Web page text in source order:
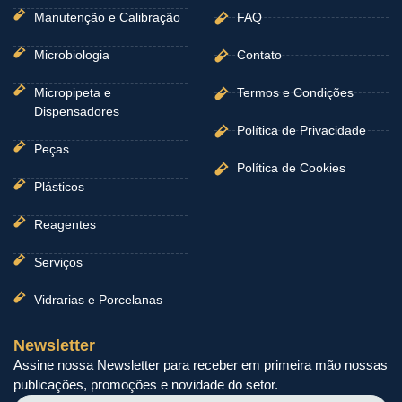
Manutenção e Calibração
Microbiologia
Micropipeta e
Dispensadores
Peças
Plásticos
Reagentes
Serviços
Vidrarias e Porcelanas
FAQ
Contato
Termos e Condições
Política de Privacidade
Política de Cookies
Newsletter
Assine nossa Newsletter para receber em primeira mão nossas
publicações, promoções e novidade do setor.